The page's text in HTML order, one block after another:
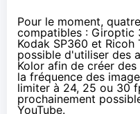
Pour le moment,
compatibles : Giroptic
Kodak SP360 et Ricoh
possible d'utiliser des
Kolor afin de créer des
la fréquence des
limiter à 24, 25 ou 30
prochainement
YouTube.